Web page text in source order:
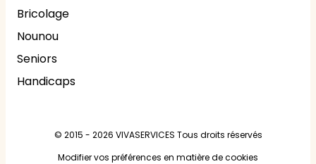
Bricolage
Nounou
Seniors
Handicaps
© 2015 - 2026 VIVASERVICES Tous droits réservés
Modifier vos préférences en matière de cookies